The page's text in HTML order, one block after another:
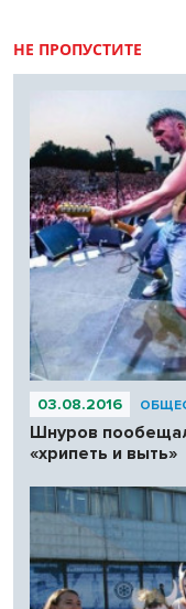
НЕ ПРОПУСТИТЕ
03.08.2016
Шнуров
«хрипеть и выть»